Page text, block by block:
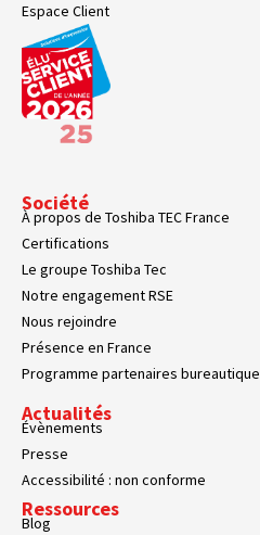
Espace Client
Société
À propos de Toshiba TEC France
Certifications
Le groupe Toshiba Tec
Notre engagement RSE
Nous rejoindre
Présence en France
Programme partenaires bureautique
Actualités
Évènements
Presse
Accessibilité : non conforme
Ressources
Blog